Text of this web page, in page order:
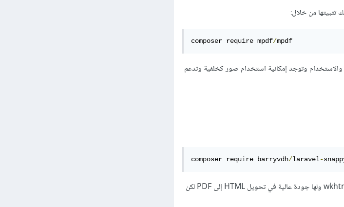
composer require mpdf/mpdf
والاستخدام وتوجد إمكانية استخدام صور كخلفية وتدعم
composer require barryvdh/laravel-
دعمها جيد للغة العربية لكن المميز فيها أنها تعتمد على wkhtmltopdf ولها جودة عالية في تحويل HTML إلى PDF لكن